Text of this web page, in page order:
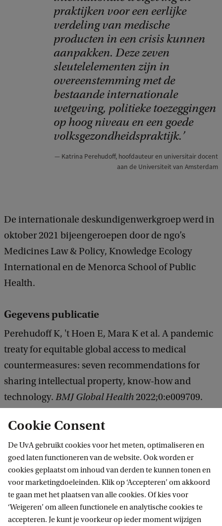
praktijken voor een eerlijke
verdeling van medische
producten in een crisis kunnen
aanpakken. Deze zeven
sleutelelementen zijn in
overeenstemming met de
bestaande internationale
wetgeving, politieke toezeggingen
op hoog niveau en een goede
volksgezondheidspraktijk.
Katrina Perehudoff, hoofdauteur en universitair docent
aan de Universiteit van Amsterdam
De internationale deskundigenwerkgroep werd in
oktober 2021 bijeengeroepen door de ngo’s
Medicines Law & Policy, Knowledge Ecology
International en de Menorca School of Public
Health.
Gegevens publicatie
Perehudoff K, 't Hoen E, Mara K et al. A pandemic
treaty for equitable global access to medical
countermeasures: seven recommendations for
sharing intellectual property, know-how and
technology. BMJ Global Health2022;0:e009709.
Informatie voor
Cookie Consent
De UvA gebruikt cookies voor het meten, optimaliseren en
goed laten functioneren van de website. Ook worden er
cookies geplaatst om inhoud van derden te kunnen tonen en
voor marketingdoeleinden. Klik op ‘Accepteren’ om akkoord
te gaan met het plaatsen van alle cookies. Of kies voor
‘Weigeren’ om alleen functionele en analytische cookies te
accepteren. Je kunt je voorkeur op ieder moment wijzigen